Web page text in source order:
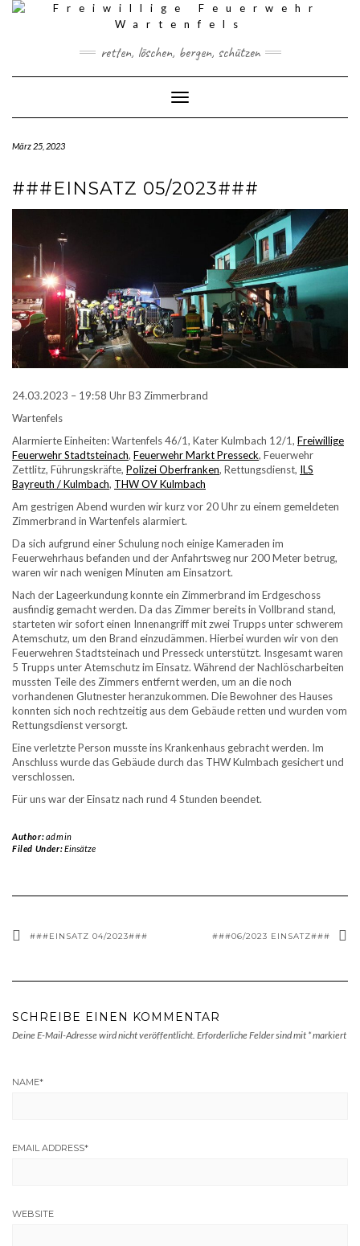
Skip
retten, löschen, bergen, schützen
Toggle Navigation
März 25, 2023
###EINSATZ 05/2023###
24.03.2023 – 19:58 Uhr B3 Zimmerbrand
Wartenfels
Alarmierte Einheiten: Wartenfels 46/1, Kater Kulmbach 12/1, Freiwillige
Feuerwehr Stadtsteinach, Feuerwehr Markt Presseck, Feuerwehr
Zettlitz, Führungskräfte, Polizei Oberfranken, Rettungsdienst, ILS
Bayreuth / Kulmbach, THW OV Kulmbach
Am gestrigen Abend wurden wir kurz vor 20 Uhr zu einem gemeldeten
Zimmerbrand in Wartenfels alarmiert.
Da sich aufgrund einer Schulung noch einige Kameraden im
Feuerwehrhaus befanden und der Anfahrtsweg nur 200 Meter betrug,
waren wir nach wenigen Minuten am Einsatzort.
Nach der Lageerkundung konnte ein Zimmerbrand im Erdgeschoss
ausfindig gemacht werden. Da das Zimmer bereits in Vollbrand stand,
starteten wir sofort einen Innenangriff mit zwei Trupps unter schwerem
Atemschutz, um den Brand einzudämmen. Hierbei wurden wir von den
Feuerwehren Stadtsteinach und Presseck unterstützt. Insgesamt waren
5 Trupps unter Atemschutz im Einsatz. Während der Nachlöscharbeiten
mussten Teile des Zimmers entfernt werden, um an die noch
vorhandenen Glutnester heranzukommen. Die Bewohner des Hauses
konnten sich noch rechtzeitig aus dem Gebäude retten und wurden vom
Rettungsdienst versorgt.
Eine verletzte Person musste ins Krankenhaus gebracht werden. Im
Anschluss wurde das Gebäude durch das THW Kulmbach gesichert und
verschlossen.
Für uns war der Einsatz nach rund 4 Stunden beendet.
Author:admin
Filed Under:Einsätze
###EINSATZ 04/2023### ###06/2023 EINSATZ###
SCHREIBE EINEN KOMMENTAR
Deine E-Mail-Adresse wird nicht veröffentlicht. Erforderliche Felder sind mit *markiert
NAME*
EMAIL ADDRESS*
WEBSITE